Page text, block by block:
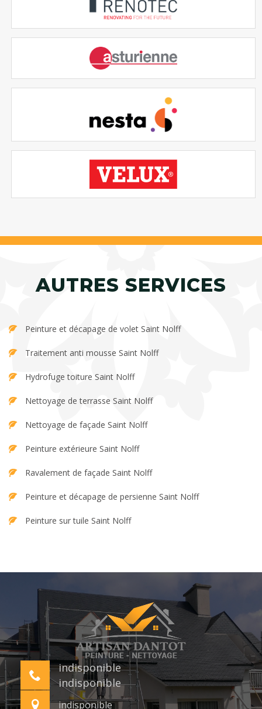
AUTRES SERVICES
Peinture et décapage de volet Saint Nolff
Traitement anti mousse Saint Nolff
Hydrofuge toiture Saint Nolff
Nettoyage de terrasse Saint Nolff
Nettoyage de façade Saint Nolff
Peinture extérieure Saint Nolff
Ravalement de façade Saint Nolff
Peinture et décapage de persienne Saint Nolff
Peinture sur tuile Saint Nolff
indisponible
indisponible
indisponible